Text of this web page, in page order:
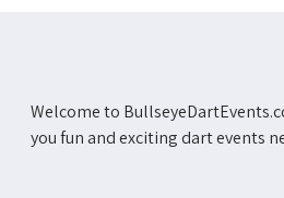
Welcome to
you fun and exciting dart events